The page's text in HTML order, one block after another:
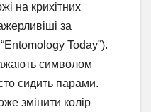
на крихітних
за
Today”).
символом
сидить парами.
змінити колір